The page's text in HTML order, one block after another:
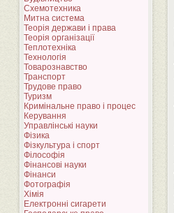
Схемотехника
Митна система
Теорія держави і права
Теорія організації
Теплотехніка
Технологія
Товарознавство
Транспорт
Трудове право
Туризм
Кримінальне право і процес
Керування
Управлінські науки
Фізика
Фізкультура і спорт
Філософія
Фінансові науки
Фінанси
Фотографія
Хімія
Електронні сигарети